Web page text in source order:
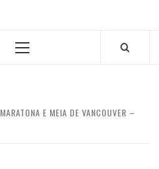
Primary
MARATONA E MEIA DE VANCOUVER –